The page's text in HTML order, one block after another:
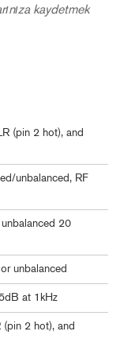
kaydetmek
(pin 2 hot), and
unbalanced, RF
20
unbalanced
at 1kHz
(pin 2 hot), and